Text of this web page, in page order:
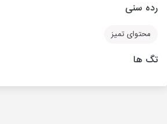
رده سنی
محتوای تمیز
تگ ها